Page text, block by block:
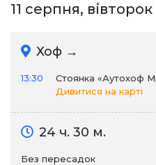
11 серпня, вівторок
Хоф →
13:30
Стоянка «Аутохоф
Дивитися на карті
24 ч. 30 м.
Без пересадок